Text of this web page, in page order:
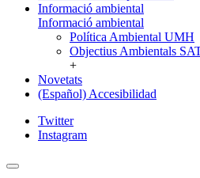
Informació ambiental
Informació ambiental
Política Ambiental UMH
Objectius Ambientals
+
Novetats
(Español) Accesibilidad
Twitter
Instagram